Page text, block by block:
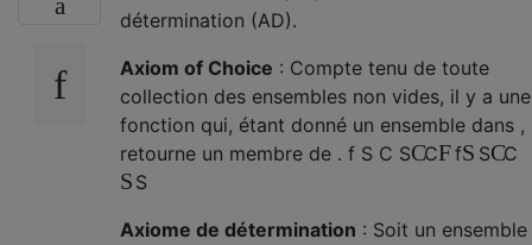
détermination (AD).
Axiom of Choice : Compte tenu de toute
collection des ensembles non vides, il y a une
fonction qui, étant donné un ensemble dans ,
retourne un membre de . f S C SCCFfS SCC
S S
Axiome de détermination : Soit un ensemble